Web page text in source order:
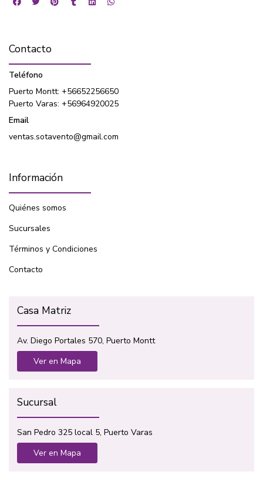
Contacto
Teléfono
Puerto Montt: +56652256650
Puerto Varas: +56964920025
Email
ventas.sotavento@gmail.com
Información
Quiénes somos
Sucursales
Términos y Condiciones
Contacto
Casa Matriz
Av. Diego Portales 570, Puerto Montt
Ver en Mapa
Sucursal
San Pedro 325 local 5, Puerto Varas
Ver en Mapa